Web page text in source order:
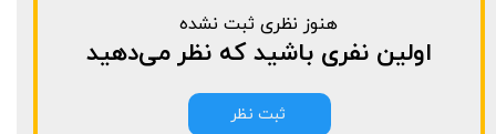
هنوز نظری ثبت نشده
اولین نفری باشید که نظر می‌دهید
ثبت نظر